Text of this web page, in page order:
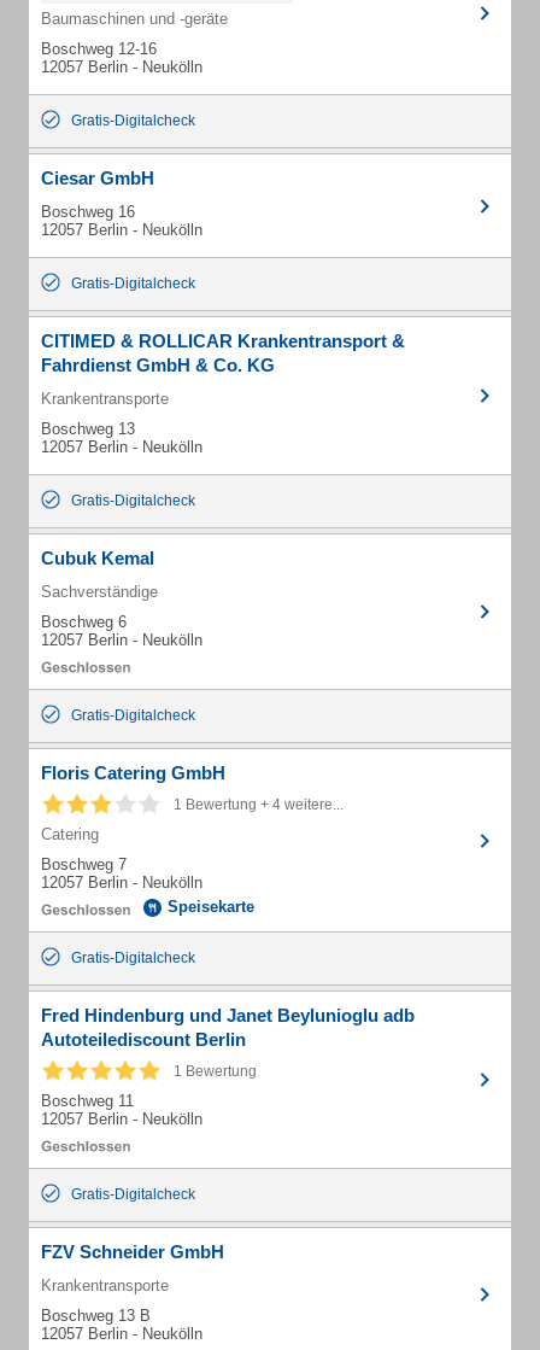
Baumaschinen und -geräte
Boschweg 12-16
12057 Berlin - Neukölln
Gratis-Digitalcheck
Ciesar GmbH
Boschweg 16
12057 Berlin - Neukölln
Gratis-Digitalcheck
CITIMED & ROLLICAR Krankentransport &
Fahrdienst GmbH & Co. KG
Krankentransporte
Boschweg 13
12057 Berlin - Neukölln
Gratis-Digitalcheck
Cubuk Kemal
Sachverständige
Boschweg 6
12057 Berlin - Neukölln
Gratis-Digitalcheck
Floris Catering GmbH
1 Bewertung + 4 weitere...
Catering
Boschweg 7
12057 Berlin - Neukölln
Speisekarte
Gratis-Digitalcheck
Fred Hindenburg und Janet Beylunioglu adb
Autoteilediscount Berlin
1 Bewertung
Boschweg 11
12057 Berlin - Neukölln
Gratis-Digitalcheck
FZV Schneider GmbH
Krankentransporte
Boschweg 13 B
12057 Berlin - Neukölln